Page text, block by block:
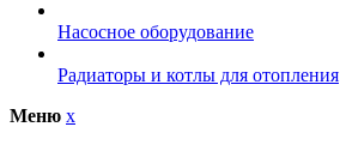
Насосное оборудование
Радиаторы и котлы для отопления
Меню x